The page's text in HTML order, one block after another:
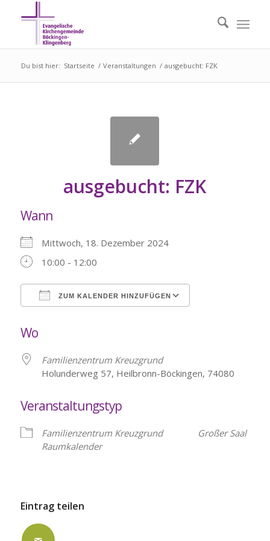
Du bist hier: Startseite / Veranstaltungen / ausgebucht: FZK
ausgebucht: FZK
Wann
Mittwoch, 18. Dezember 2024
10:00 - 12:00
ZUM KALENDER HINZUFÜGEN
Wo
Familienzentrum Kreuzgrund
Holunderweg 57, Heilbronn-Böckingen, 74080
Veranstaltungstyp
Familienzentrum Kreuzgrund
Großer Saal
Raumkalender
Eintrag teilen